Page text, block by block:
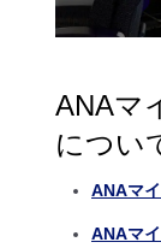
ANAマ
につい
ANAマ
ANAマ